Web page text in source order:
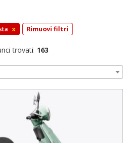
x Rimuovi filtri
trovati: 163